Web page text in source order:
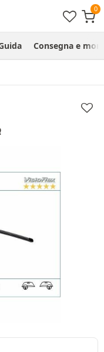
Consegna e